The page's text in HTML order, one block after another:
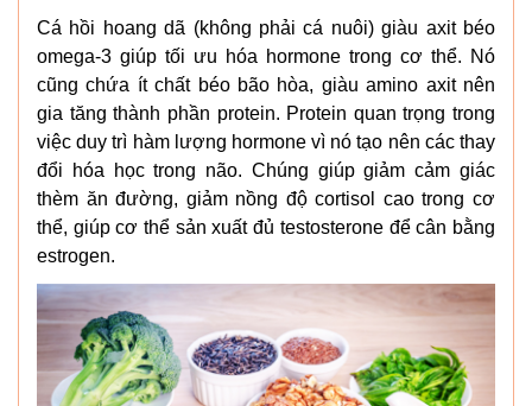
Cá hồi hoang dã (không phải cá nuôi) giàu axit béo
omega-3 giúp tối ưu hóa hormone trong cơ thể. Nó
cũng chứa ít chất béo bão hòa, giàu amino axit nên
gia tăng thành phần protein. Protein quan trọng trong
việc duy trì hàm lượng hormone vì nó tạo nên các thay
đổi hóa học trong não. Chúng giúp giảm cảm giác
thèm ăn đường, giảm nồng độ cortisol cao trong cơ
thể, giúp cơ thể sản xuất đủ testosterone để cân bằng
estrogen.